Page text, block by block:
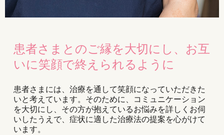
患者さまとのご縁を大切にし、お互
いに笑顔で終えられるように
患者さまには、治療を通して笑顔になっていただきた
いと考えています。そのために、コミュニケーション
を大切にし、その方が抱えているお悩みを詳しくお伺
いしたうえで、症状に適した治療法の提案を心がけて
います。